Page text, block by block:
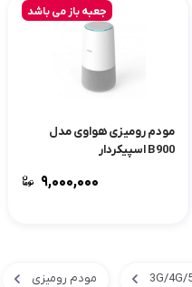
جعبه باز می باشد
مودم رومیزی هواوی مدل
B900 اسپیکردار
۹,۰۰۰,۰۰۰
مودم رومیزی